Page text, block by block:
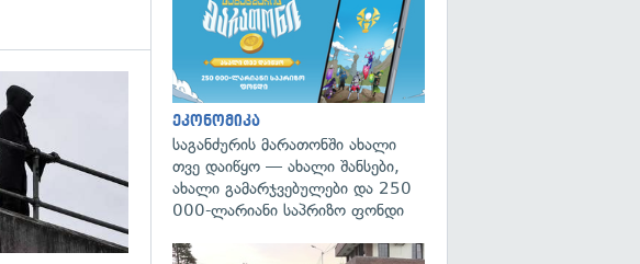
გადახედვა
ეკონომიკა
საგანძურის მარათონში ახალი
თვე დაიწყო — ახალი შანსები,
ახალი გამარჯვებულები და 250
000-ლარიანი საპრიზო ფონდი